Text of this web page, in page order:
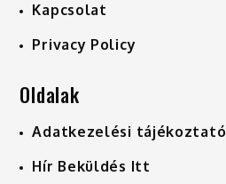
Kapcsolat
Privacy Policy
Oldalak
Adatkezelési tájékoztató
Hír Beküldés Itt